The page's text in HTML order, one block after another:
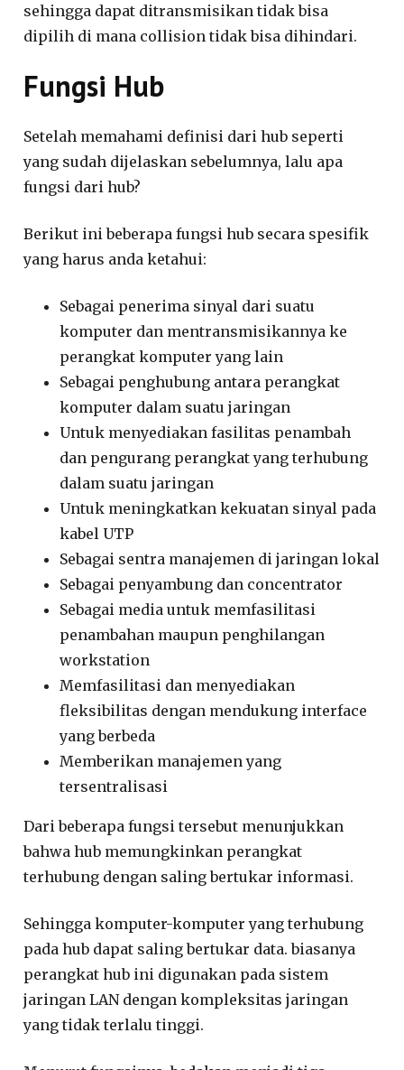
sehingga dapat ditransmisikan tidak bisa
dipilih di mana collision tidak bisa dihindari.
Fungsi Hub
Setelah memahami definisi dari hub seperti
yang sudah dijelaskan sebelumnya, lalu apa
fungsi dari hub?
Berikut ini beberapa fungsi hub secara spesifik
yang harus anda ketahui:
Sebagai penerima sinyal dari suatu
komputer dan mentransmisikannya ke
perangkat komputer yang lain
Sebagai penghubung antara perangkat
komputer dalam suatu jaringan
Untuk menyediakan fasilitas penambah
dan pengurang perangkat yang terhubung
dalam suatu jaringan
Untuk meningkatkan kekuatan sinyal pada
kabel UTP
Sebagai sentra manajemen di jaringan lokal
Sebagai penyambung dan concentrator
Sebagai media untuk memfasilitasi
penambahan maupun penghilangan
workstation
Memfasilitasi dan menyediakan
fleksibilitas dengan mendukung interface
yang berbeda
Memberikan manajemen yang
tersentralisasi
Dari beberapa fungsi tersebut menunjukkan
bahwa hub memungkinkan perangkat
terhubung dengan saling bertukar informasi.
Sehingga komputer-komputer yang terhubung
pada hub dapat saling bertukar data. biasanya
perangkat hub ini digunakan pada sistem
jaringan LAN dengan kompleksitas jaringan
yang tidak terlalu tinggi.